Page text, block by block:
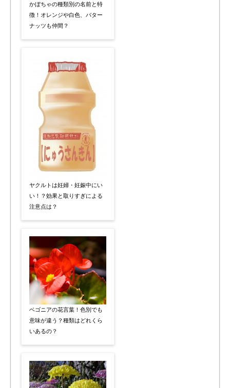
かぼちゃの種類別の名前と特
徴！オレンジや白色、バター
ナッツも仲間？
ヤクルトは妊婦・妊娠中にい
い！？効果と取りすぎによる
注意点は？
ベゴニアの花言葉！色別でも
意味が違う？種類はどれくら
いあるの？